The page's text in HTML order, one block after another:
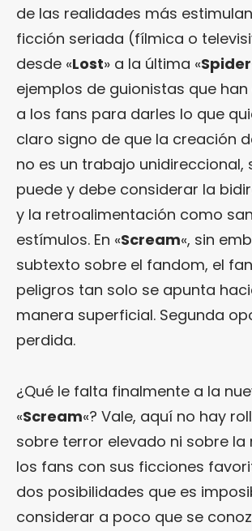
de las realidades más
ficción seriada (fílmica o
desde «Lost» a la última «
ejemplos de guionistas que
a los fans para darles lo que
claro signo de que la creación
no es un trabajo unidireccional,
puede y debe considerar la
y la retroalimentación como
estímulos. En «Scream«, sin
subtexto sobre el fandom, el
peligros tan solo se apunta
manera superficial. Segunda
perdida.
¿Qué le falta finalmente a la
«Scream«? Vale, aquí no hay
sobre terror elevado ni sobre la
los fans con sus ficciones
dos posibilidades que es
considerar a poco que se